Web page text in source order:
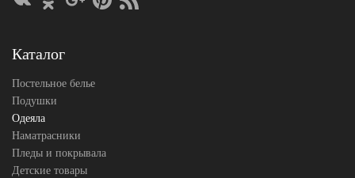
Каталог
Постельное белье
Подушки
Одеяла
Наматрасники
Пледы и покрывала
Детские товары